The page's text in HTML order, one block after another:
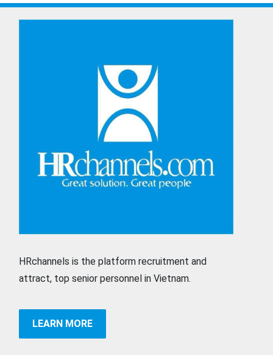
HRchannels is the platform recruitment and
attract, top senior personnel in Vietnam.
LEARN MORE